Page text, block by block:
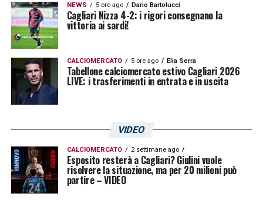
NEWS 5 ore ago Dario Bartolucci
Cagliari Nizza 4-2: i rigori consegnano la
vittoria ai sardi!
CALCIOMERCATO 5 ore ago Elia Serra
Tabellone calciomercato estivo Cagliari 2026
LIVE: i trasferimenti in entrata e in uscita
VIDEO
CALCIOMERCATO 2 settimane ago
Esposito resterà a Cagliari? Giulini vuole
risolvere la situazione, ma per 20 milioni può
partire – VIDEO